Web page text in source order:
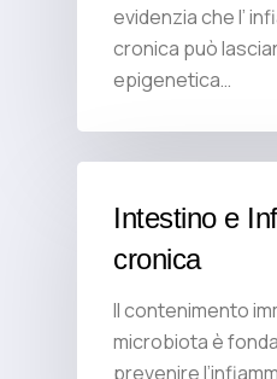
evidenzia che l’
cronica può
epigenetica…
Intestino e
cronica
Il contenimento
microbiota è
prevenire